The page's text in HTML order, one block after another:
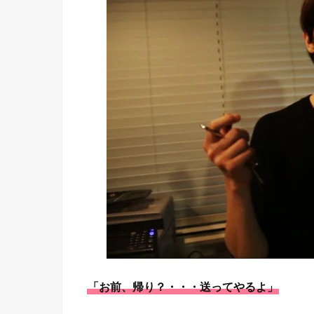
「お前、帰り？・・・送ってやるよ」